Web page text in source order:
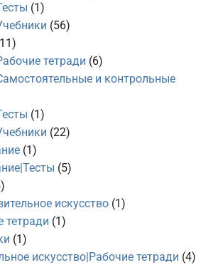
(1)
(56)
тетради (6)
и контрольные
(1)
(22)
(1)
(5)
искусство(1)
тетради (1)
(1)
искусство|Рабочие тетради (4)